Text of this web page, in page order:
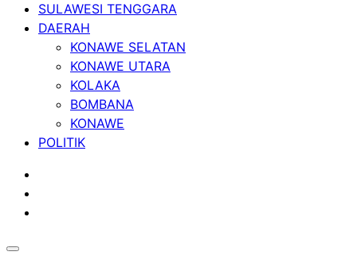
SULAWESI TENGGARA
DAERAH
KONAWE SELATAN
KONAWE UTARA
KOLAKA
BOMBANA
KONAWE
POLITIK